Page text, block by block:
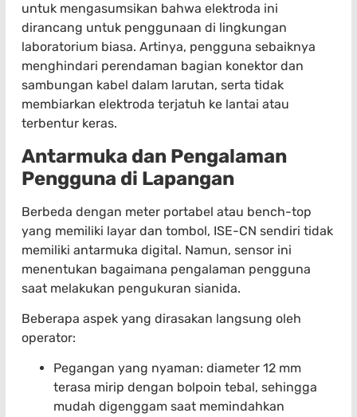
untuk mengasumsikan bahwa elektroda ini
dirancang untuk penggunaan di lingkungan
laboratorium biasa. Artinya, pengguna sebaiknya
menghindari perendaman bagian konektor dan
sambungan kabel dalam larutan, serta tidak
membiarkan elektroda terjatuh ke lantai atau
terbentur keras.
Antarmuka dan Pengalaman
Pengguna di Lapangan
Berbeda dengan meter portabel atau bench-top
yang memiliki layar dan tombol, ISE-CN sendiri tidak
memiliki antarmuka digital. Namun, sensor ini
menentukan bagaimana pengalaman pengguna
saat melakukan pengukuran sianida.
Beberapa aspek yang dirasakan langsung oleh
operator:
Pegangan yang nyaman: diameter 12 mm
terasa mirip dengan bolpoin tebal, sehingga
mudah digenggam saat memindahkan